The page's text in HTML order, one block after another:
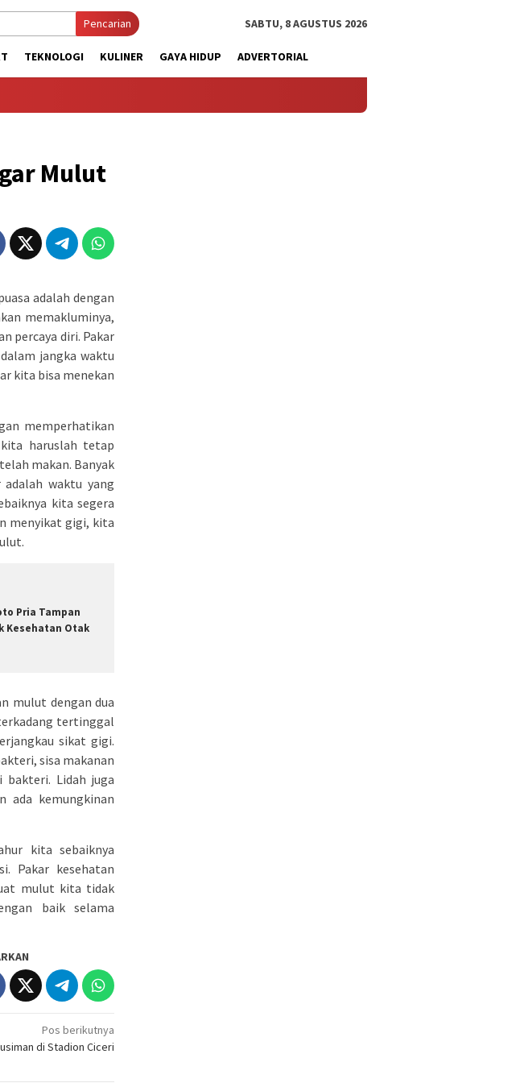
Pencarian SABTU, 8 AGUSTUS 2026
TEKNOLOGI KULINER GAYA HIDUP ADVERTORIAL
Mulut
adalah dengan
memakluminya,
percaya diri. Pakar
jangka waktu
kita bisa menekan
memperhatikan
haruslah tetap
makan. Banyak
waktu yang
kita segera
menyikat gigi, kita
Pria Tampan
Kesehatan Otak
mulut dengan dua
tertinggal
sikat gigi.
sisa makanan
Lidah juga
ada kemungkinan
kita sebaiknya
Pakar kesehatan
mulut kita tidak
baik selama
Pos berikutnya
di Stadion Ciceri